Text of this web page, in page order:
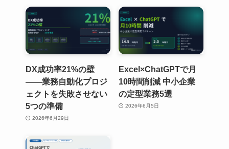
DX成功率21%の壁
——業務自動化プロジ
ェクトを失敗させない
5つの準備
2026年6月29日
Excel×ChatGPTで月
10時間削減 中小企業
の定型業務5選
2026年6月5日